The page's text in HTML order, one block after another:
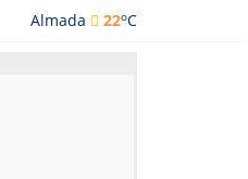
Almada 22oC